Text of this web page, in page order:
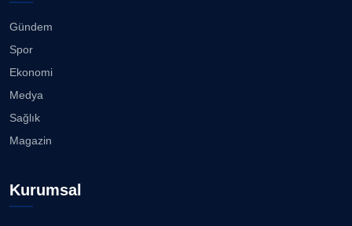
Gündem
Spor
Ekonomi
Medya
Sağlık
Magazin
Kurumsal